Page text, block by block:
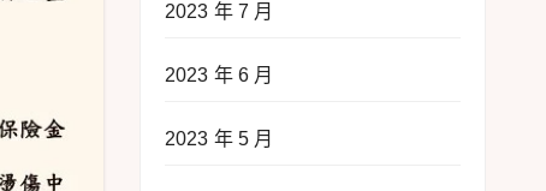
2023 年 7 月
2023 年 6 月
2023 年 5 月